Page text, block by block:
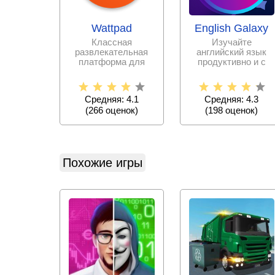
Wattpad
Классная
развлекательная
платформа для
любителей
почитать истории и
Средняя: 4.1
(266оценок)
English Galaxy
Изучайте
английский язык
продуктивно и с
на репетиторов и
курсы
Средняя: 4.3
(198 оценок)
Похожие игры